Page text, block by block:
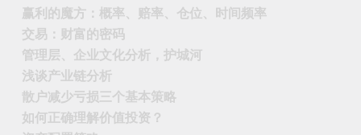
赢利的魔方：概率、赔率、仓位、时间频率
交易：财富的密码
管理层、企业文化分析，护城河
浅谈产业链分析
散户减少亏损三个基本策略
如何正确理解价值投资？